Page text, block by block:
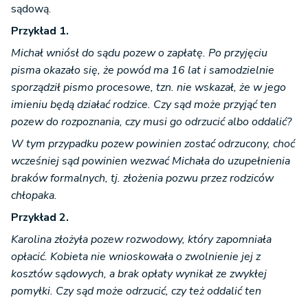
sądową.
Przykład 1.
Michał wniósł do sądu pozew o zapłatę. Po przyjęciu
pisma okazało się, że powód ma 16 lat i samodzielnie
sporządził pismo procesowe, tzn. nie wskazał, że w jego
imieniu będą działać rodzice. Czy sąd może przyjąć ten
pozew do rozpoznania, czy musi go odrzucić albo oddalić?
W tym przypadku pozew powinien zostać odrzucony, choć
wcześniej sąd powinien wezwać Michała do uzupełnienia
braków formalnych, tj. złożenia pozwu przez rodziców
chłopaka.
Przykład 2.
Karolina złożyła pozew rozwodowy, który zapomniała
opłacić. Kobieta nie wnioskowała o zwolnienie jej z
kosztów sądowych, a brak opłaty wynikał ze zwykłej
pomyłki. Czy sąd może odrzucić, czy też oddalić ten